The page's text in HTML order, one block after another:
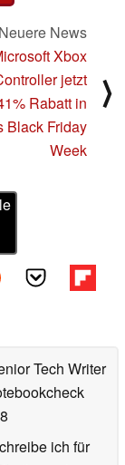
Neuere News
Xbox
jetzt
Rabatt in
Black Friday
Week
⟩
Tech Writer
ich für